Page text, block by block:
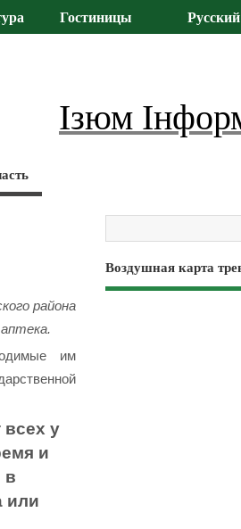
Гостиницы Русский
Ізюм
района
им
всех у
и
в
или
Воздушная карта